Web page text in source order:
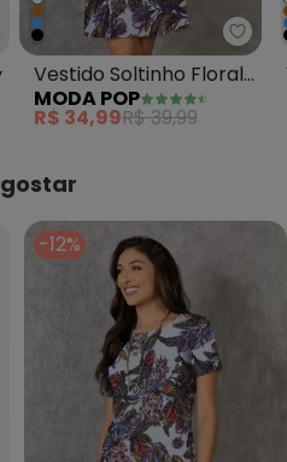
Pop - Vestido Soltinho
Vestido Soltinho Floral
Verde
MODA POP
R$ 34,99R$ 39,99
-12%